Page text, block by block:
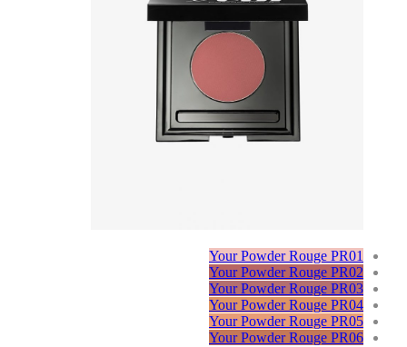
Your Powder Rouge PR01
Your Powder Rouge PR02
Your Powder Rouge PR03
Your Powder Rouge PR04
Your Powder Rouge PR05
Your Powder Rouge PR06